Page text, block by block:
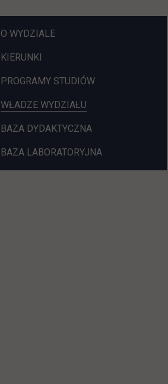
POMIŃ
O WYDZIALE
KIERUNKI
PROGRAMY STUDIÓWLINK OTWIERA
WŁADZE WYDZIAŁU
BAZA DYDAKTYCZNA
BAZA LABORATORYJNA